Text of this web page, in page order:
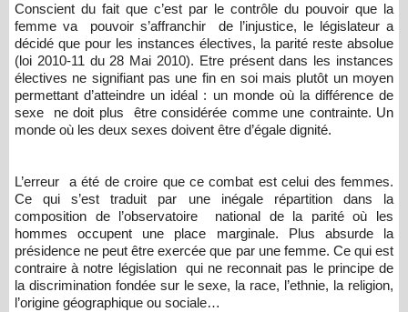
Conscient du fait que c’est par le contrôle du pouvoir que la
femme va pouvoir s’affranchir de l’injustice, le législateur a
décidé que pour les instances électives, la parité reste absolue
(loi 2010-11 du 28 Mai 2010). Etre présent dans les instances
électives ne signifiant pas une fin en soi mais plutôt un moyen
permettant d’atteindre un idéal : un monde où la différence de
sexe ne doit plus être considérée comme une contrainte. Un
monde où les deux sexes doivent être d’égale dignité.
L’erreur a été de croire que ce combat est celui des femmes.
Ce qui s’est traduit par une inégale répartition dans la
composition de l’observatoire national de la parité où les
hommes occupent une place marginale. Plus absurde la
présidence ne peut être exercée que par une femme. Ce qui est
contraire à notre législation qui ne reconnait pas le principe de
la discrimination fondée sur le sexe, la race, l’ethnie, la religion,
l’origine géographique ou sociale…